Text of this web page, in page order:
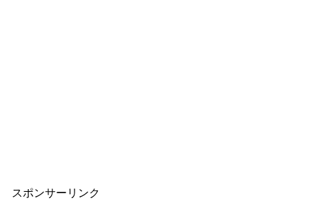
スポンサーリンク